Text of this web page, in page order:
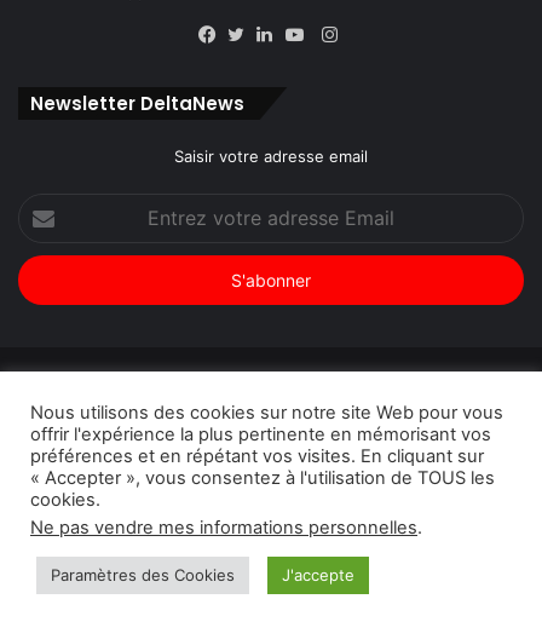
Instagram
Newsletter DeltaNews
Saisir votre adresse email
votre
adresse
Email
DeltaPress| ConceptionDoucSoft Technologies
Annonces
Contact Politique de confidentialité
Facebook
TwitterLinkedinYouTubeInstagram
Nous utilisons des cookies sur notre site Web pour vous
offrir l'expérience la plus pertinente en mémorisant vos
préférences et en répétant vos visites. En cliquant sur
« Accepter », vous consentez à l'utilisation de TOUS les
cookies.
Ne pas vendre mes informations personnelles.
Paramètres des Cookies J'accepte